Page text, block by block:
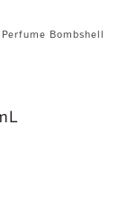
Perfume Bombshell